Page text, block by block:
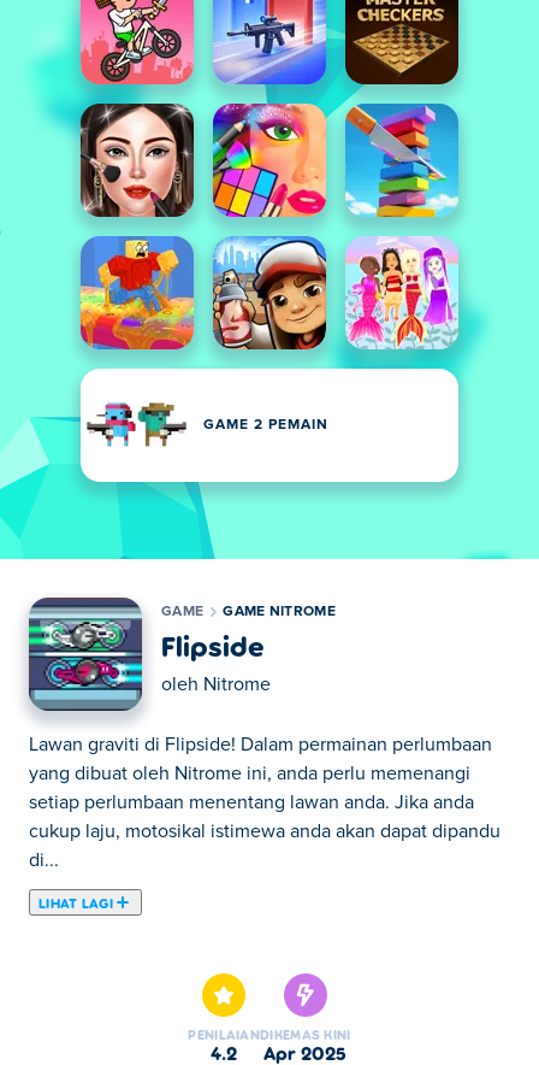
GAME 2 PEMAIN
GAME GAME NITROME
Flipside
oleh Nitrome
Lawan graviti di Flipside! Dalam permainan perlumbaan
yang dibuat oleh Nitrome ini, anda perlu memenangi
setiap perlumbaan menentang lawan anda. Jika anda
cukup laju, motosikal istimewa anda akan dapat dipandu
di...
LIHAT LAGI
setiap perlumbaan menentang lawan anda. Jika anda
cukup laju, motosikal istimewa anda akan dapat dipandu
di atas siling. Gunakan taktik ini untuk memintas pelumba
PENILAIAN
4.2
DIKEMAS KINI
Apr 2025